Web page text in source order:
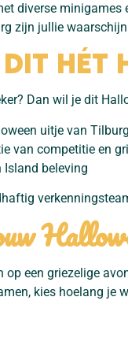
diverse
zijn jullie
dit hét
Dan wil je dit
uitje van Tilburg
van competitie en
Island beleving
op een griezelige
kies hoelang je